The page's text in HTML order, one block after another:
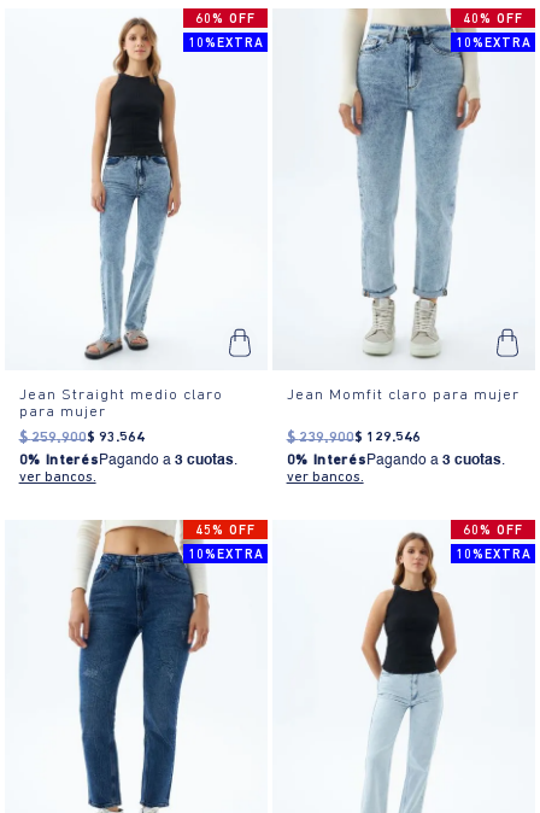
60% OFF
10%EXTRA
Jean Straight medio claro
para mujer
$ 259.900$ 93 .564
0% InterésPagando a 3 cuotas.
ver bancos.
40% OFF
10%EXTRA
Jean Momfit claro para mujer
$ 239.900$ 129.546
0% InterésPagando a 3 cuotas.
ver bancos.
45% OFF
10%EXTRA
60% OFF
10%EXTRA